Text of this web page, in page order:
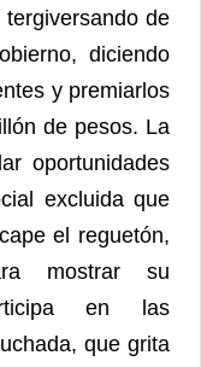
de
diciendo
y premiarlos
de pesos. La
oportunidades
excluida que
el reguetón,
mostrar su
en las
que grita